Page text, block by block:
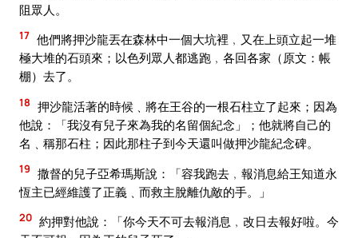
阻眾人。
17 他們將押沙龍丟在森林中一個大坑裡﹐又在上頭立起一堆
極大堆的石頭來；以色列眾人都逃跑﹐各回各家（原文：帳
棚）去了。
18 押沙龍活著的時候﹑將在王谷的一根石柱立了起來；因為
他說：「我沒有兒子來為我的名留個紀念」；他就將自己的
名﹑稱那石柱；因此那柱子到今天還叫做押沙龍紀念碑。
19 撒督的兒子亞希瑪斯說：「容我跑去﹐報消息給王知道永
恆主已經維護了正義﹑而救主脫離仇敵的手。」
20 約押對他說：「你今天不可去報消息﹐改日去報好啦。今